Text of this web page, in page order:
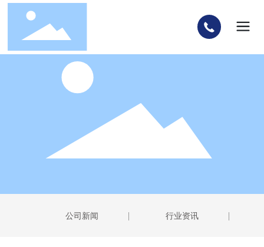
公司新闻 行业资讯